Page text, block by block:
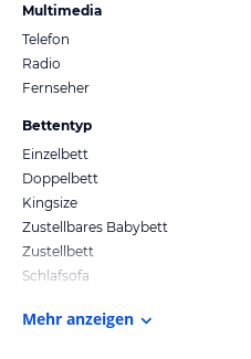
Multimedia
Telefon
Radio
Fernseher
Bettentyp
Einzelbett
Doppelbett
Kingsize
Zustellbares Babybett
Zustellbett
Schlafsofa
Mehr anzeigen